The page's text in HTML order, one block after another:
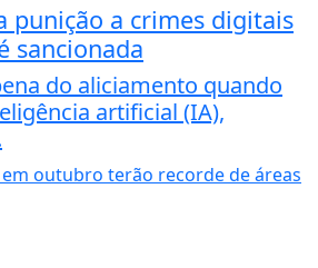
punição a crimes digitais
sancionada
do aliciamento quando
artificial (IA),